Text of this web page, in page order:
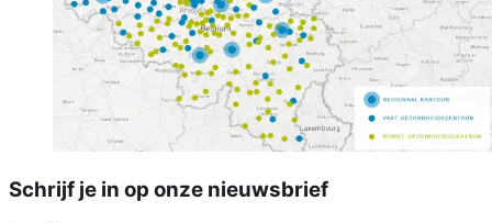
Schrijf je in op onze nieuwsbrief